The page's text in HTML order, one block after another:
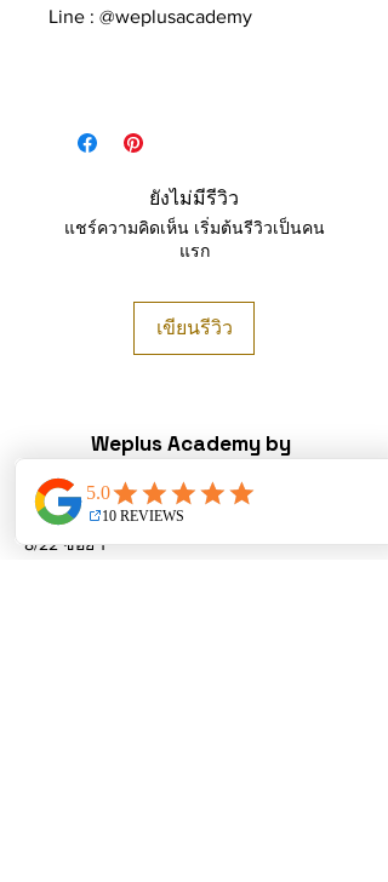
Line : @weplusacademy
ยังไม่มีรีวิว
แชร์ความคิดเห็น เริ่มต้นรีวิวเป็นคน
แรก
เขียนรีวิว
Weplus Academy by
Contact
8/22 ซอย 1